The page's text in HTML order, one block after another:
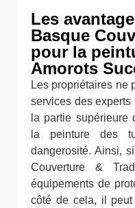
Les
Basque
pour la
Amorots
Les propriétaires ne
services des
la partie supérieure
la peinture des
dangerosité. Ainsi,
Couverture &
équipements de
côté de cela, il peut